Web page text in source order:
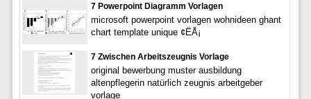
7 Powerpoint Diagramm Vorlagen
microsoft powerpoint vorlagen wohnideen ghant
chart template unique ¢ËÅ¡
7 Zwischen Arbeitszeugnis Vorlage
original bewerbung muster ausbildung
altenpflegerin natürlich zeugnis arbeitgeber
vorlage